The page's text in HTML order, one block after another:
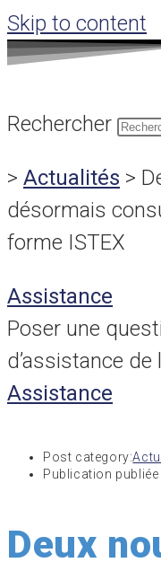
Skip to content
Rechercher
> Actualités >
désormais
forme ISTEX
Assistance
Poser une
d’assistance de
Assistance
Post category:
Publication publiée
Deux